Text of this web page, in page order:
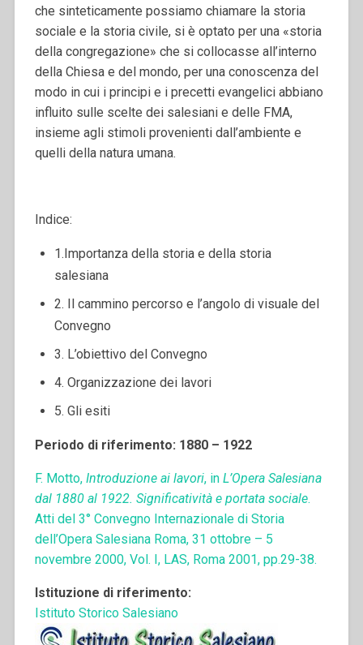
che sinteticamente possiamo chiamare la storia
sociale e la storia civile, si è optato per una «storia
della congregazione» che si collocasse all’interno
della Chiesa e del mondo, per una conoscenza del
modo in cui i principi e i precetti evangelici abbiano
influito sulle scelte dei salesiani e delle FMA,
insieme agli stimoli provenienti dall’ambiente e
quelli della natura umana.
Indice:
1.Importanza della storia e della storia
salesiana
2. Il cammino percorso e l’angolo di visuale del
Convegno
3. L’obiettivo del Convegno
4. Organizzazione dei lavori
5. Gli esiti
Periodo di riferimento: 1880 – 1922
F. Motto, Introduzione ai lavori, in L’Opera Salesiana
dal 1880 al 1922. Significatività e portata sociale.
Atti del 3° Convegno Internazionale di Storia
dell’Opera Salesiana Roma, 31 ottobre – 5
novembre 2000, Vol. I, LAS, Roma 2001, pp.29-38.
Istituzione di riferimento:
Istituto Storico Salesiano